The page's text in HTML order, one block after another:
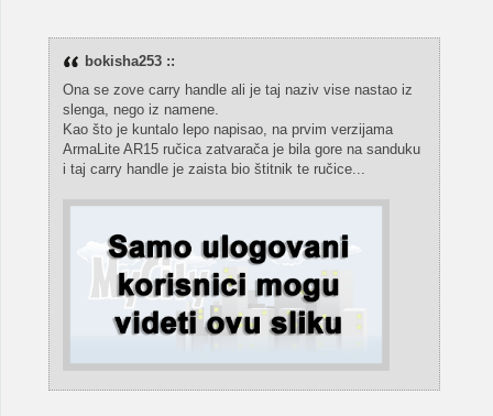
bokisha253 ::
Ona se zove carry handle ali je taj naziv vise nastao iz
slenga, nego iz namene.
Kao što je kuntalo lepo napisao, na prvim verzijama
ArmaLite AR15 ručica zatvarača je bila gore na sanduku
i taj carry handle je zaista bio štitnik te ručice...